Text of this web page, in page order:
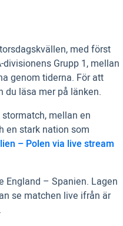
med först
Grupp 1, mellan
genom tiderna. För att
du läsa mer på länken.
mellan en
en stark nation som
– Polen via live stream
England – Spanien. Lagen
se matchen live ifrån är